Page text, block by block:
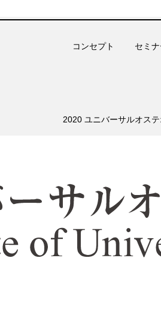
コンセプト セミ
2020 ユニバーサルオス